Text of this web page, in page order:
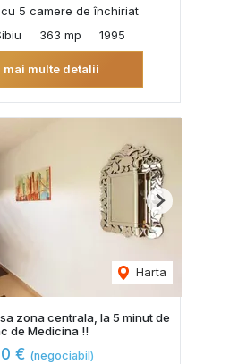
5 camere de închiriat
363 mp 1995
mai multe detalii
Harta
Next
zona centrala, la 5 minut de
de Medicina !!
€ (negociabil)